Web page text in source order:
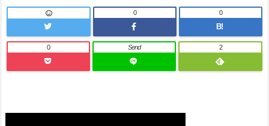
0
B!
0
0 Send 2